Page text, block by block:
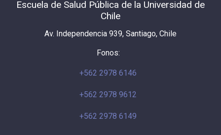
Escuela de Salud Pública de la Universidad de
Chile
Av. Independencia 939, Santiago, Chile
Fonos:
+562 2978 6146
+562 2978 9612
+562 2978 6149